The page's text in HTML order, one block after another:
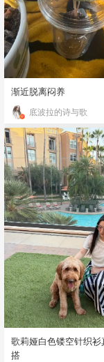
渐近脱离闷养
底波拉的诗与歌
歌莉娅白色镂空针织
搭